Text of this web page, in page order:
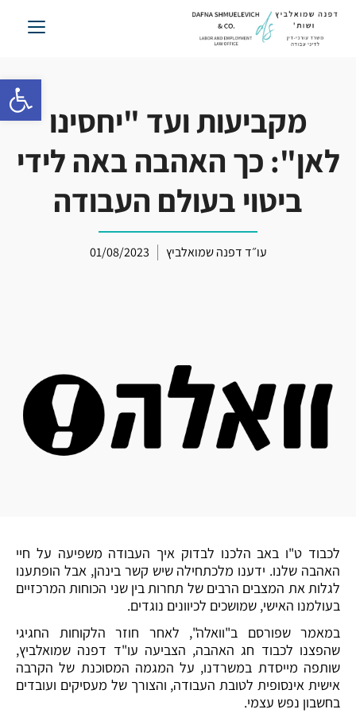
פתח
דלג
מקביעות ועד "יחסינו
לאן": כך האהבה באה לידי
ביטוי בעולם העבודה
עו״ד דפנה שמואלביץ 01/08/2023
לכבוד ט"ו באב הלכנו לבדוק איך העבודה משפיעה על חיי
האהבה שלנו. ידענו מלכתחילה שיש קשר בינהן, אבל הופתענו
לגלות את המצבים הרבים של תחרות בין שני הכוחות המרכזיים
בעולמנו האישי, שמושכים לכיוונים נוגדים.
במאמר שפורסם ב"וואלה", לאחר חוזר הלקוחות החגיגי
שהפצנו לכבוד חג האהבה, הצביעה עו"ד דפנה שמואלביץ,
שותפה מייסדת במשרדנו, על המגמה המסוכנת של הקרבה
אישית אינסופית לטובת העבודה, והצורך של מעסיקים ועובדים
בחשבון נפש עצמי.